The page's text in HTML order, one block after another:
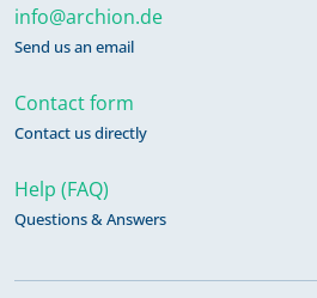
info@archion.de
Send us an email
Contact form
Contact us directly
Help (FAQ)
Questions & Answers